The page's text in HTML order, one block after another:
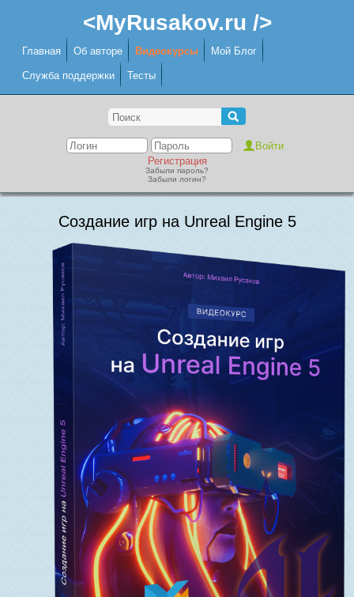
<MyRusakov.ru />
Главная Об авторе Видеокурсы Мой Блог
Служба поддержки Тесты
Регистрация
Забыли пароль?
Забыли логин?
Создание игр на Unreal Engine 5